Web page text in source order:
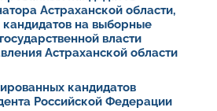
Астраханской области,
кандидатов на выборные
власти
Астраханской области
кандидатов
Российской Федерации